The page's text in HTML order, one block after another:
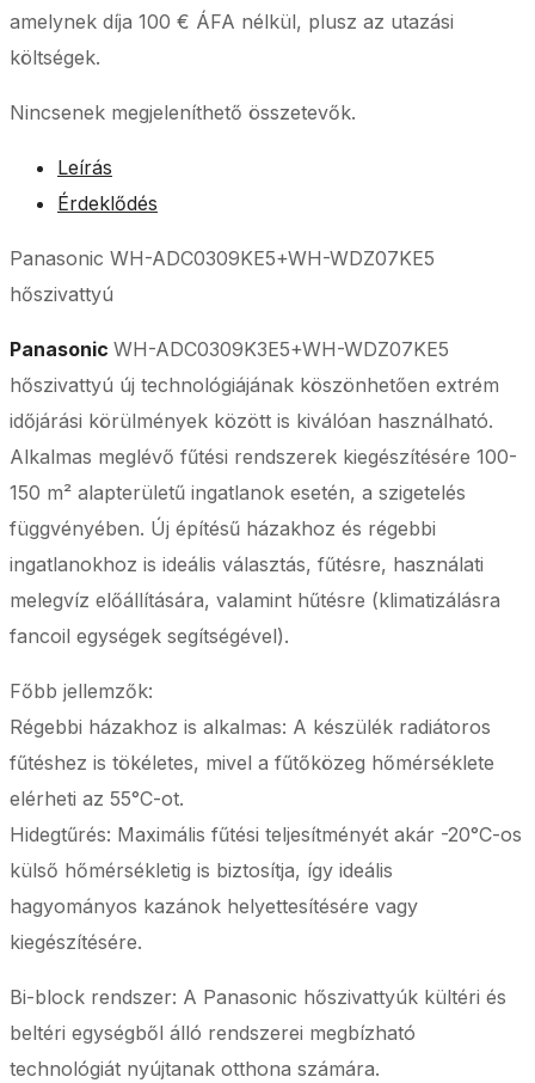
amelynek díja 100 € ÁFA nélkül, plusz az utazási
költségek.
Nincsenek megjeleníthető összetevők.
Leírás
Érdeklődés
Panasonic WH-ADC0309KE5+WH-WDZ07KE5
hőszivattyú
Panasonic WH-ADC0309K3E5+WH-WDZ07KE5
hőszivattyú új technológiájának köszönhetően extrém
időjárási körülmények között is kiválóan használható.
Alkalmas meglévő fűtési rendszerek kiegészítésére 100-
150 m² alapterületű ingatlanok esetén, a szigetelés
függvényében. Új építésű házakhoz és régebbi
ingatlanokhoz is ideális választás, fűtésre, használati
melegvíz előállítására, valamint hűtésre (klimatizálásra
fancoil egységek segítségével).
Főbb jellemzők:
Régebbi házakhoz is alkalmas: A készülék radiátoros
fűtéshez is tökéletes, mivel a fűtőközeg hőmérséklete
elérheti az 55°C-ot.
Hidegtűrés: Maximális fűtési teljesítményét akár -20°C-os
külső hőmérsékletig is biztosítja, így ideális
hagyományos kazánok helyettesítésére vagy
kiegészítésére.
Bi-block rendszer: A Panasonic hőszivattyúk kültéri és
beltéri egységből álló rendszerei megbízható
technológiát nyújtanak otthona számára.